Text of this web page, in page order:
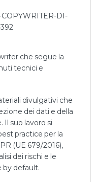
che segue la
tecnici e
divulgativi che
dei dati e della
Il suo lavoro si
practice per la
(UE 679/2016),
dei rischi e le
by default.